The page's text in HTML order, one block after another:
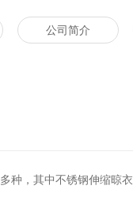
公司简介
种，其中不锈钢伸缩晾